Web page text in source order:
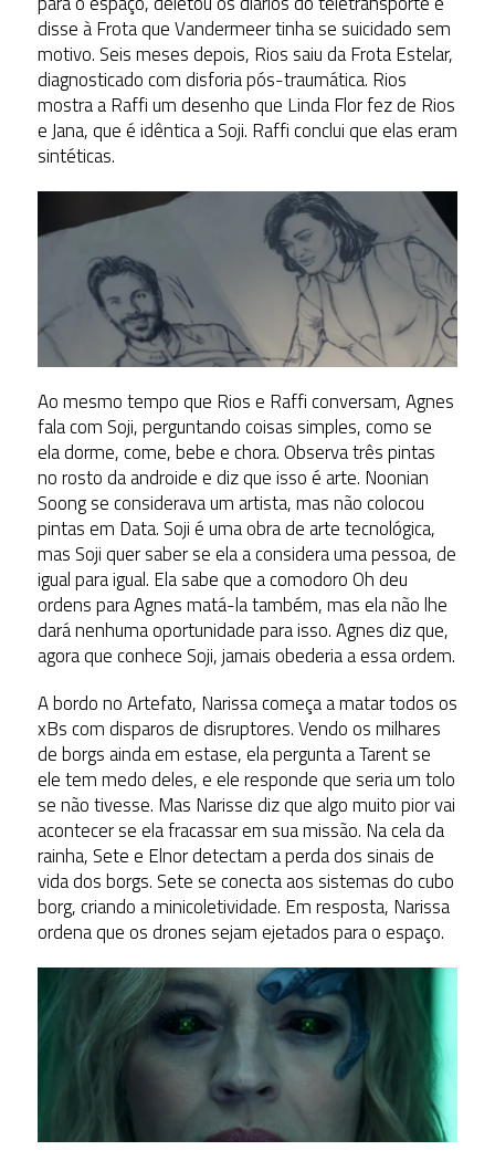
disse à Frota que Vandermeer tinha se suicidado sem
motivo. Seis meses depois, Rios saiu da Frota Estelar,
diagnosticado com disforia pós-traumática. Rios
mostra a Raffi um desenho que Linda Flor fez de Rios
e Jana, que é idêntica a Soji. Raffi conclui que elas eram
sintéticas.
Ao mesmo tempo que Rios e Raffi conversam, Agnes
fala com Soji, perguntando coisas simples, como se
ela dorme, come, bebe e chora. Observa três pintas
no rosto da androide e diz que isso é arte. Noonian
Soong se considerava um artista, mas não colocou
pintas em Data. Soji é uma obra de arte tecnológica,
mas Soji quer saber se ela a considera uma pessoa, de
igual para igual. Ela sabe que a comodoro Oh deu
ordens para Agnes matá-la também, mas ela não lhe
dará nenhuma oportunidade para isso. Agnes diz que,
agora que conhece Soji, jamais obederia a essa ordem.
A bordo no Artefato, Narissa começa a matar todos os
xBs com disparos de disruptores. Vendo os milhares
de borgs ainda em estase, ela pergunta a Tarent se
ele tem medo deles, e ele responde que seria um tolo
se não tivesse. Mas Narisse diz que algo muito pior vai
acontecer se ela fracassar em sua missão. Na cela da
rainha, Sete e Elnor detectam a perda dos sinais de
vida dos borgs. Sete se conecta aos sistemas do cubo
borg, criando a minicoletividade. Em resposta, Narissa
ordena que os drones sejam ejetados para o espaço.